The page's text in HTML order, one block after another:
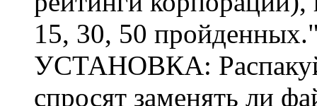
15, 30, 50
УСТАНОВКА:
спросят заменять ли